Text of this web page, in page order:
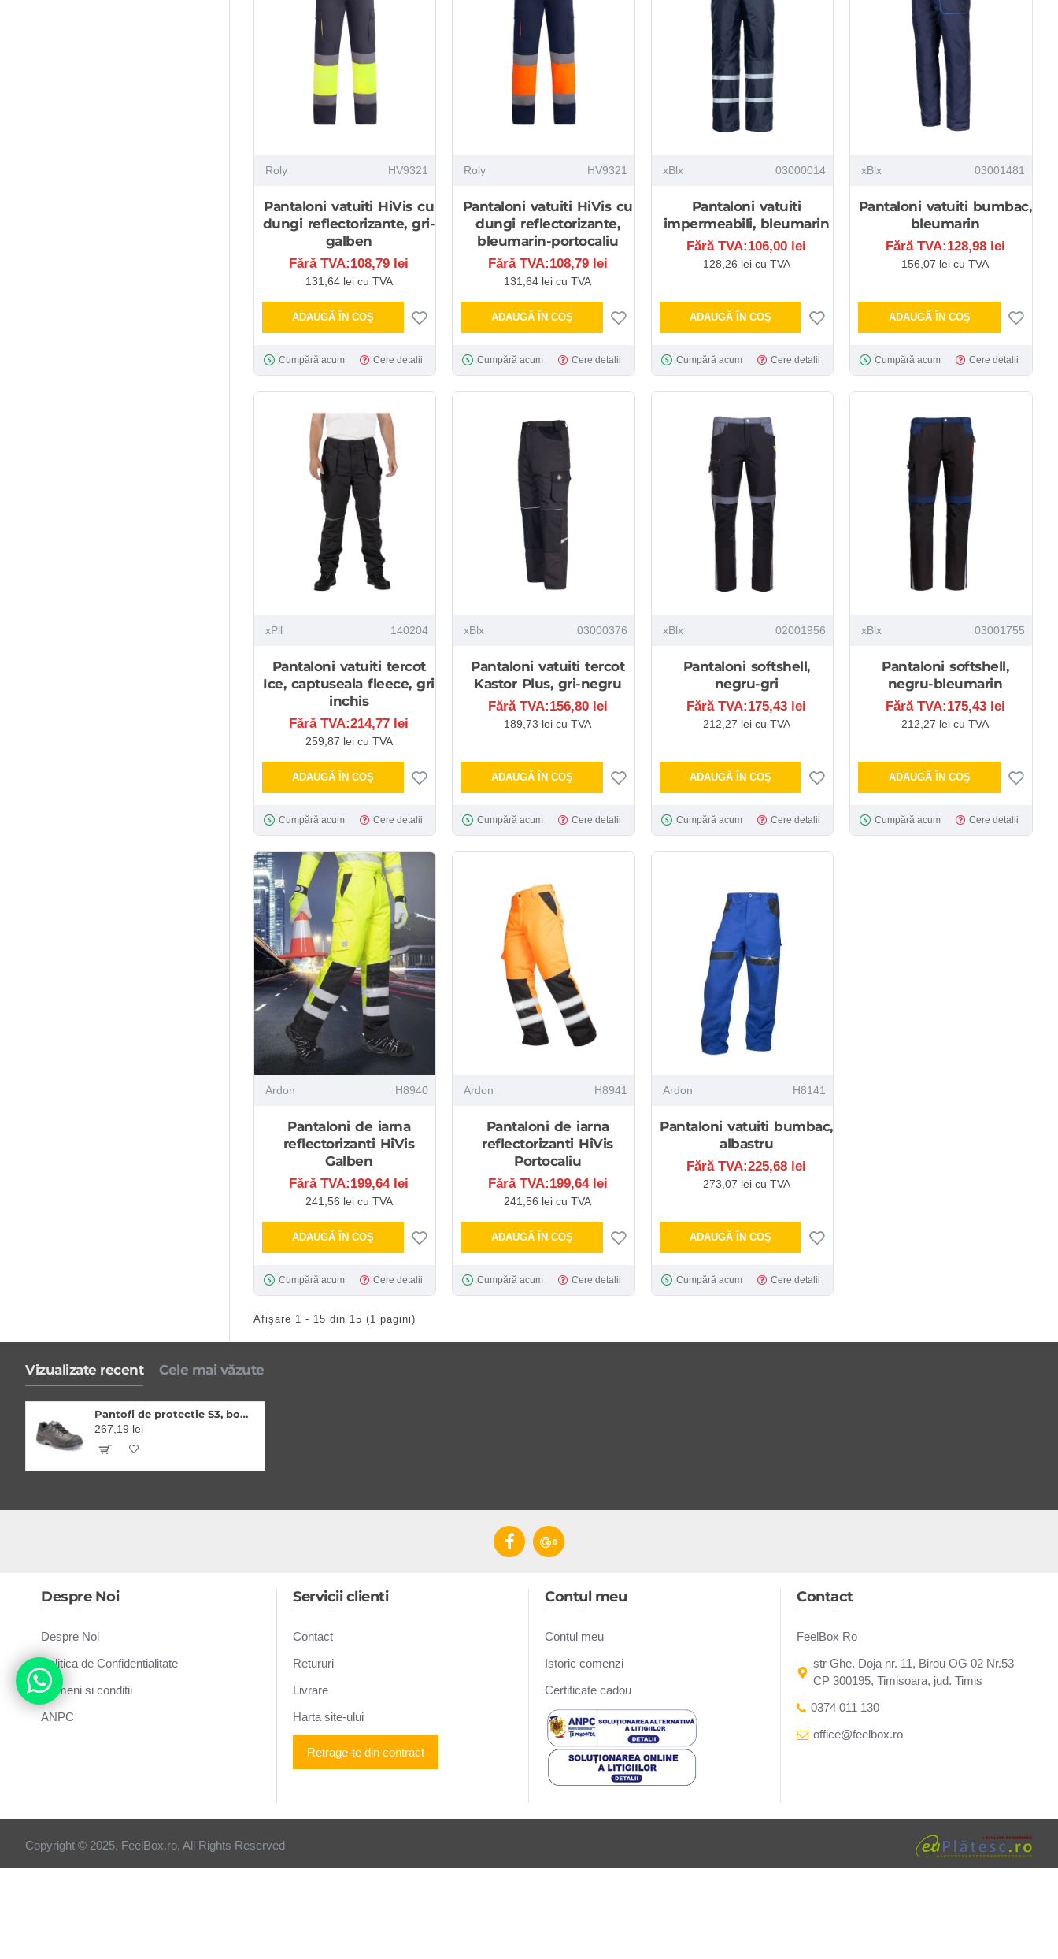
Roly HV9321
Pantaloni vatuiti HiVis cu
dungi reflectorizante, gri-
galben
Fără TVA:108,79 lei
131,64 lei cu TVA
ADAUGĂ ÎN COŞ
Cumpără acum Cere detalii
Roly HV9321
Pantaloni vatuiti HiVis cu
dungi reflectorizante,
bleumarin-portocaliu
Fără TVA:108,79 lei
131,64 lei cu TVA
ADAUGĂ ÎN COŞ
Cumpără acum Cere detalii
xBlx 03000014
Pantaloni vatuiti
impermeabili, bleumarin
Fără TVA:106,00 lei
128,26 lei cu TVA
ADAUGĂ ÎN COŞ
Cumpără acum Cere detalii
xBlx 03001481
Pantaloni vatuiti bumbac,
bleumarin
Fără TVA:128,98 lei
156,07 lei cu TVA
ADAUGĂ ÎN COŞ
Cumpără acum Cere detalii
xPll 140204
Pantaloni vatuiti tercot
Ice, captuseala fleece, gri
inchis
Fără TVA:214,77 lei
259,87 lei cu TVA
ADAUGĂ ÎN COŞ
Cumpără acum Cere detalii
xBlx 03000376
Pantaloni vatuiti tercot
Kastor Plus, gri-negru
Fără TVA:156,80 lei
189,73 lei cu TVA
ADAUGĂ ÎN COŞ
Cumpără acum Cere detalii
xBlx 02001956
Pantaloni softshell,
negru-gri
Fără TVA:175,43 lei
212,27 lei cu TVA
ADAUGĂ ÎN COŞ
Cumpără acum Cere detalii
xBlx 03001755
Pantaloni softshell,
negru-bleumarin
Fără TVA:175,43 lei
212,27 lei cu TVA
ADAUGĂ ÎN COŞ
Cumpără acum Cere detalii
Ardon H8940
Pantaloni de iarna
reflectorizanti HiVis
Galben
Fără TVA:199,64 lei
241,56 lei cu TVA
ADAUGĂ ÎN COŞ
Cumpără acum Cere detalii
Ardon H8941
Pantaloni de iarna
reflectorizanti HiVis
Portocaliu
Fără TVA:199,64 lei
241,56 lei cu TVA
ADAUGĂ ÎN COŞ
Cumpără acum Cere detalii
Ardon H8141
Pantaloni vatuiti bumbac,
albastru
Fără TVA:225,68 lei
273,07 lei cu TVA
ADAUGĂ ÎN COŞ
Cumpără acum Cere detalii
Afişare 1 - 15 din 15 (1 pagini)
Vizualizate recent Cele mai văzute
Pantofi de protectie S3, bombeu si lamela din otel, brant confortabil EVA
267,19 lei
Despre Noi
Despre Noi
Politica de Confidentialitate
Termeni si conditii
ANPC
Servicii clienti
Contact
Retururi
Livrare
Harta site-ului
Retrage-te din contract
Contul meu
Contul meu
Istoric comenzi
Certificate cadou
Contact
FeelBox Ro
str Ghe. Doja nr. 11, Birou OG 02 Nr.53
CP 300195, Timisoara, jud. Timis
0374 011 130
office@feelbox.ro
Copyright © 2025, FeelBox.ro, All Rights Reserved